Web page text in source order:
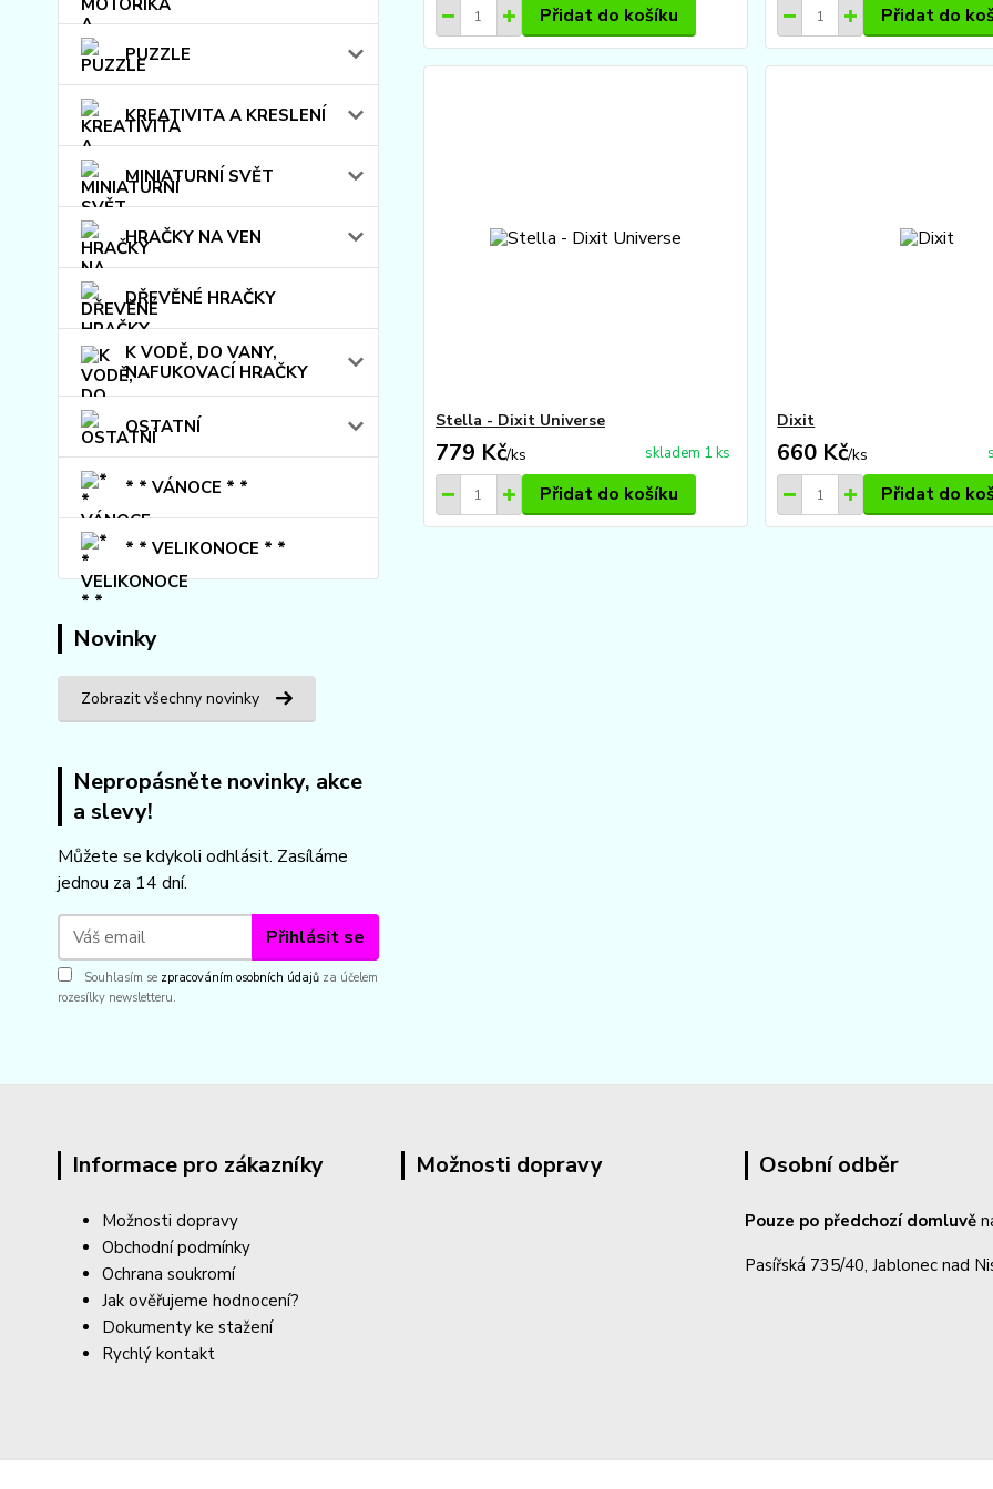
PUZZLE
KREATIVITA A KRESLENÍ
MINIATURNÍ SVĚT
HRAČKY NA VEN
DŘEVĚNÉ HRAČKY
K VODĚ, DO VANY,
NAFUKOVACÍ HRAČKY
OSTATNÍ
* * VÁNOCE * *
* * VELIKONOCE * *
Novinky
Zobrazit všechny novinky
Nepropásněte novinky, akce
a slevy!
Můžete se kdykoli odhlásit. Zasíláme
jednou za 14 dní.
Přihlásit se
Souhlasím se zpracováním osobních údajů za účelem
rozesílky newsletteru.
Přidat do košíku Přidat do
Stella - Dixit Universe
779 Kč/ks skladem 1 ks
Přidat do košíku
Dixit
660 Kč/ks
Přidat do
Informace pro zákazníky
Možnosti dopravy
Obchodní podmínky
Ochrana soukromí
Jak ověřujeme hodnocení?
Dokumenty ke stažení
Rychlý kontakt
Možnosti dopravy Osobní odběr
Pouze po předchozí domluvě
Pasířská 735/40, Jablonec nad